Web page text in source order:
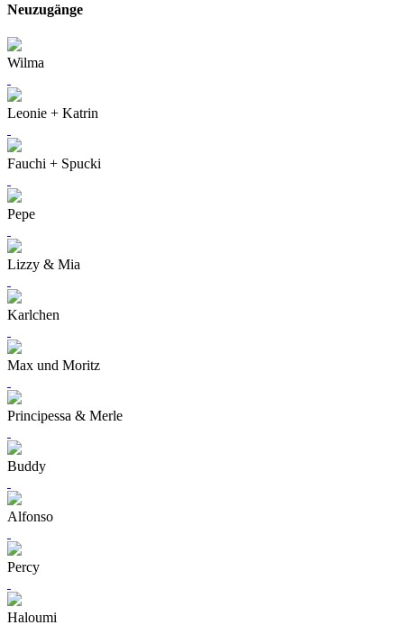
Neuzugänge
Wilma
Leonie + Katrin
Fauchi + Spucki
Pepe
Lizzy & Mia
Karlchen
Max und Moritz
Principessa & Merle
Buddy
Alfonso
Percy
Haloumi